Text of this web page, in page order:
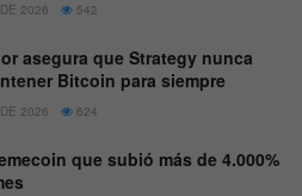
2026 542
asegura que Strategy nunca
Bitcoin para siempre
2026 624
que subió más de 4.000%